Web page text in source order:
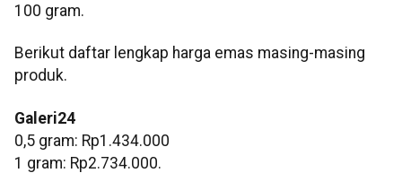
100 gram.
Berikut daftar lengkap harga emas masing-masing
produk.
Galeri24
0,5 gram: Rp1.434.000
1 gram: Rp2.734.000.